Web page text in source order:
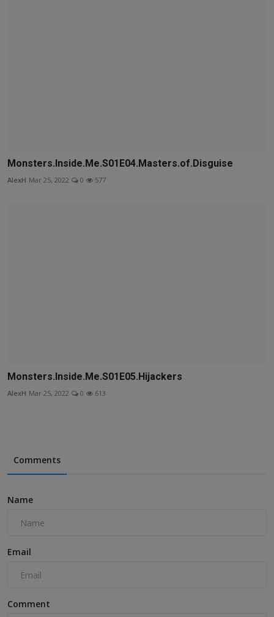
Monsters.Inside.Me.S01E04.Masters.of.Disguise
AlexH Mar 25, 2022 0 577
Monsters.Inside.Me.S01E05.Hijackers
AlexH Mar 25, 2022 0 613
Comments
Name
Email
Comment